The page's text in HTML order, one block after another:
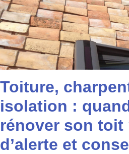
Toiture,
isolation :
rénover son toit
d’alerte et